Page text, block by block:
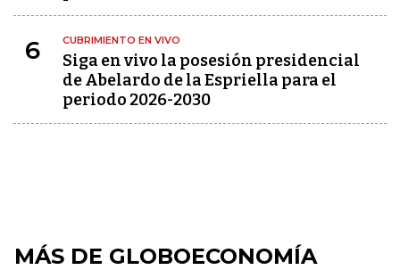
6 CUBRIMIENTO EN VIVO
Siga en vivo la posesión presidencial
de Abelardo de la Espriella para el
periodo 2026-2030
MÁS DE GLOBOECONOMÍA